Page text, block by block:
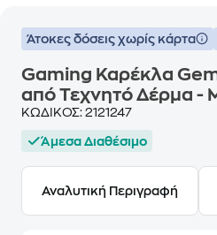
Άτοκες δόσεις χωρίς κάρτα
Gaming Καρέκλα
από Τεχνητό Δέρμα -
ΚΩΔΙΚΟΣ: 2121247
Άμεσα Διαθέσιμο
Αναλυτική Περιγραφή